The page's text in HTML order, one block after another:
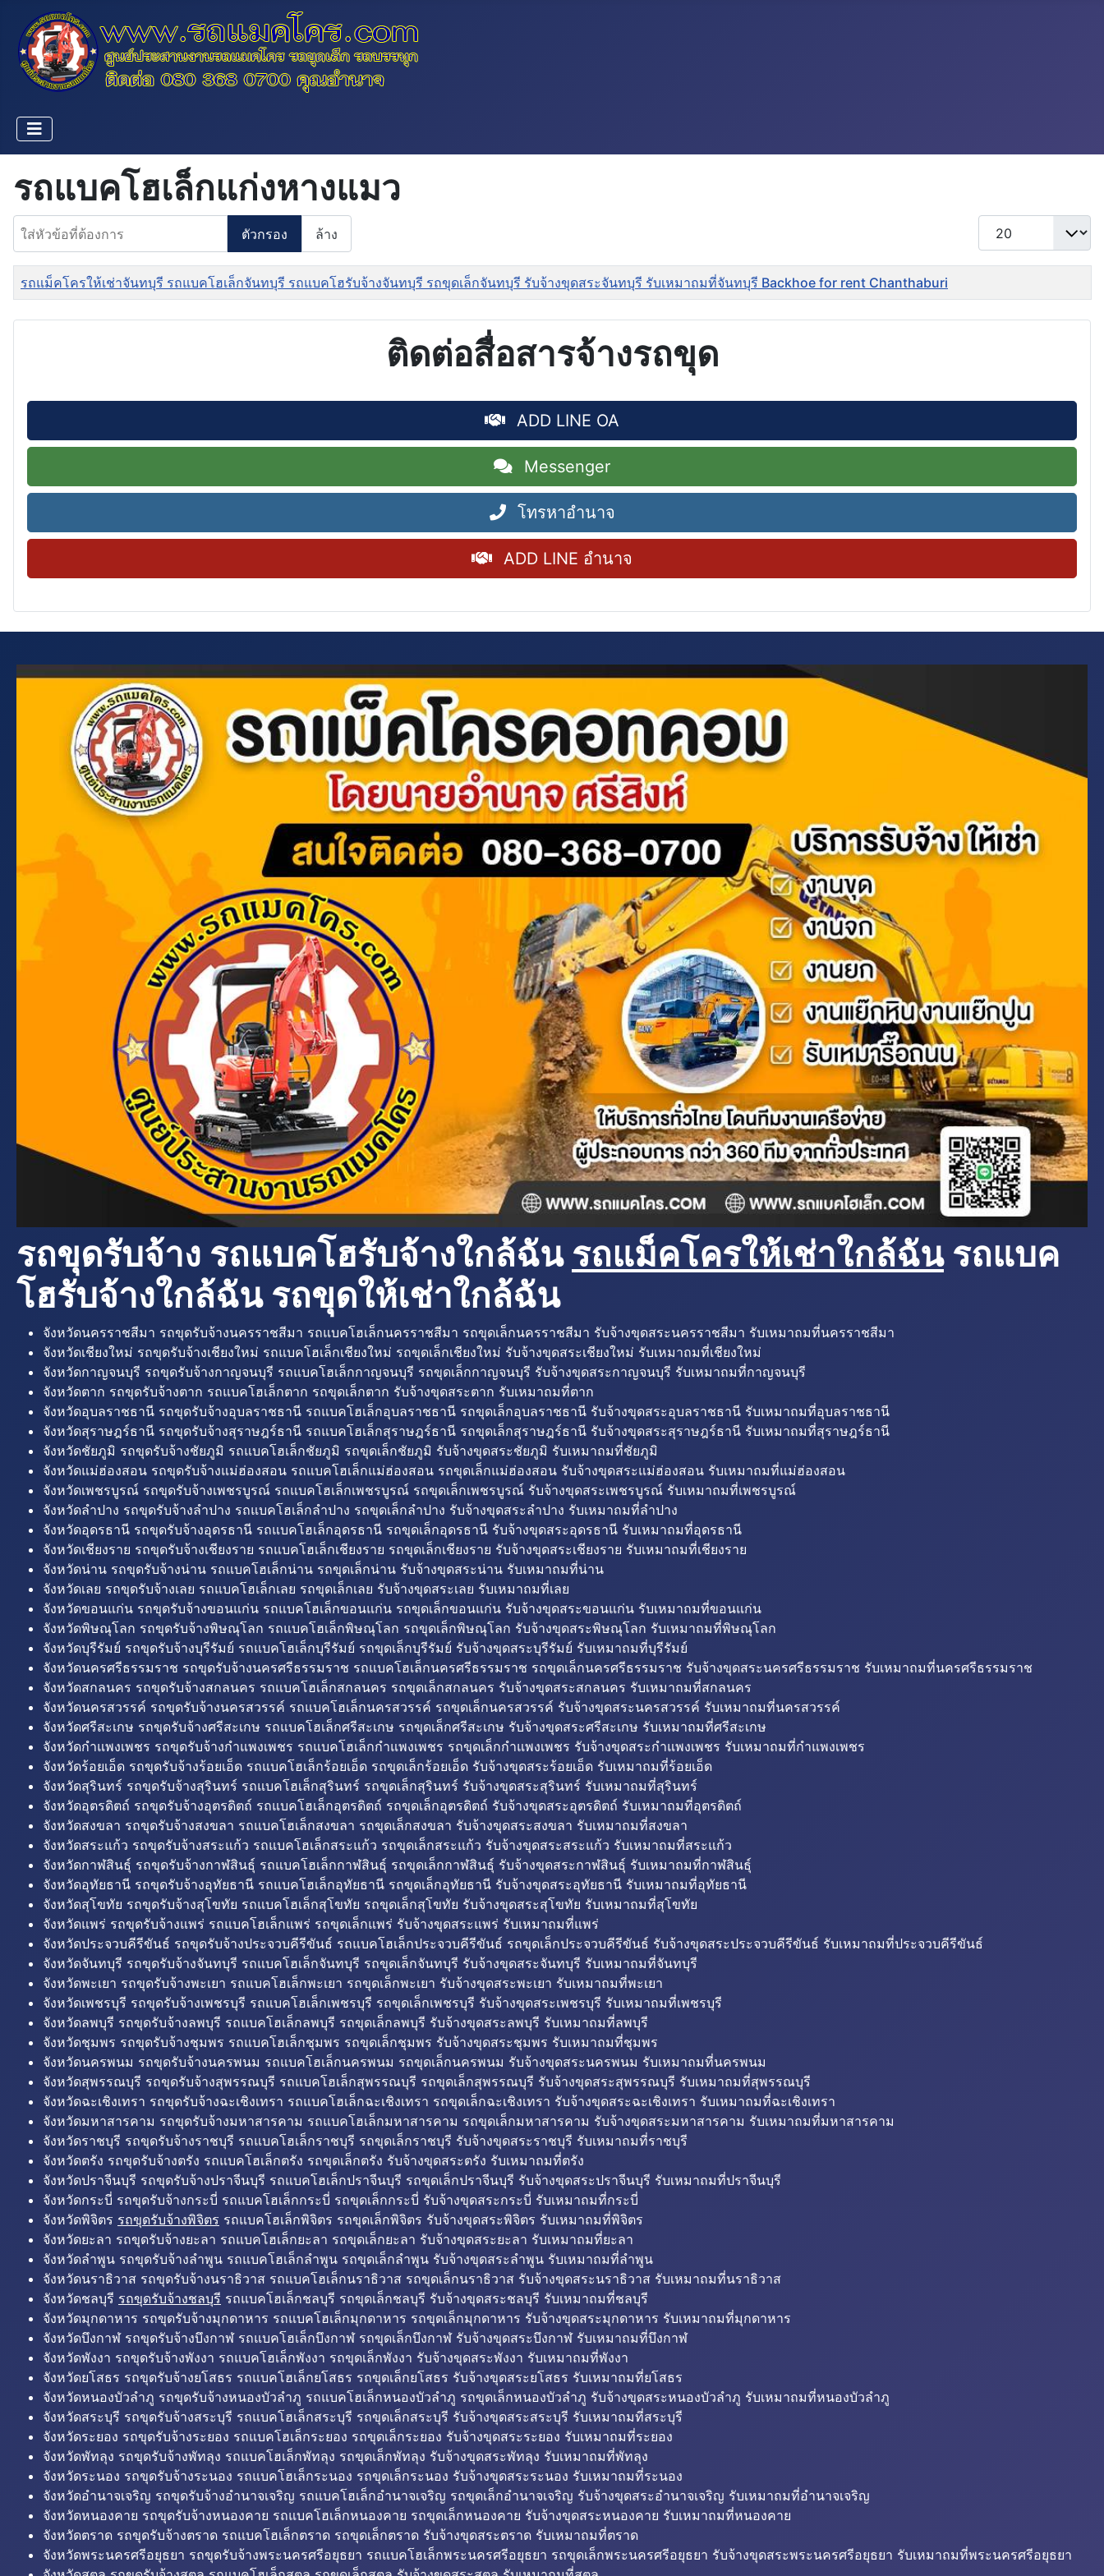
รถแบคโฮเล็กแก่งหางแมว
ใส่หัวข้อที่ต้องการ
ตัวกรอง ล้าง
แสดง #
ชื่อ
รถแม็คโครให้เช่าจันทบุรี รถแบคโฮเล็กจันทบุรี รถแบคโฮรับจ้างจันทบุรี รถขุดเล็กจันทบุรี รับจ้างขุดสระจันทบุรี รับเหมาถมที่จันทบุรี Backhoe for rent Chanthaburi
ติดต่อสื่อสารจ้างรถขุด
ADD LINE OA
Messenger
โทรหาอำนาจ
ADD LINE อำนาจ
รถขุดรับจ้าง รถแบคโฮรับจ้างใกล้ฉัน รถแม็คโครให้เช่าใกล้ฉันรถแบค
โฮรับจ้างใกล้ฉัน รถขุดให้เช่าใกล้ฉัน
จังหวัดนครราชสีมา รถขุดรับจ้างนครราชสีมา รถแบคโฮเล็กนครราชสีมา รถขุดเล็กนครราชสีมา รับจ้างขุดสระนครราชสีมา รับเหมาถมที่นครราชสีมา
จังหวัดเชียงใหม่ รถขุดรับจ้างเชียงใหม่ รถแบคโฮเล็กเชียงใหม่ รถขุดเล็กเชียงใหม่ รับจ้างขุดสระเชียงใหม่ รับเหมาถมที่เชียงใหม่
จังหวัดกาญจนบุรี รถขุดรับจ้างกาญจนบุรี รถแบคโฮเล็กกาญจนบุรี รถขุดเล็กกาญจนบุรี รับจ้างขุดสระกาญจนบุรี รับเหมาถมที่กาญจนบุรี
จังหวัดตาก รถขุดรับจ้างตาก รถแบคโฮเล็กตาก รถขุดเล็กตาก รับจ้างขุดสระตาก รับเหมาถมที่ตาก
จังหวัดอุบลราชธานี รถขุดรับจ้างอุบลราชธานี รถแบคโฮเล็กอุบลราชธานี รถขุดเล็กอุบลราชธานี รับจ้างขุดสระอุบลราชธานี รับเหมาถมที่อุบลราชธานี
จังหวัดสุราษฎร์ธานี รถขุดรับจ้างสุราษฎร์ธานี รถแบคโฮเล็กสุราษฎร์ธานี รถขุดเล็กสุราษฎร์ธานี รับจ้างขุดสระสุราษฎร์ธานี รับเหมาถมที่สุราษฎร์ธานี
จังหวัดชัยภูมิ รถขุดรับจ้างชัยภูมิ รถแบคโฮเล็กชัยภูมิ รถขุดเล็กชัยภูมิ รับจ้างขุดสระชัยภูมิ รับเหมาถมที่ชัยภูมิ
จังหวัดแม่ฮ่องสอน รถขุดรับจ้างแม่ฮ่องสอน รถแบคโฮเล็กแม่ฮ่องสอน รถขุดเล็กแม่ฮ่องสอน รับจ้างขุดสระแม่ฮ่องสอน รับเหมาถมที่แม่ฮ่องสอน
จังหวัดเพชรบูรณ์ รถขุดรับจ้างเพชรบูรณ์ รถแบคโฮเล็กเพชรบูรณ์ รถขุดเล็กเพชรบูรณ์ รับจ้างขุดสระเพชรบูรณ์ รับเหมาถมที่เพชรบูรณ์
จังหวัดลำปาง รถขุดรับจ้างลำปาง รถแบคโฮเล็กลำปาง รถขุดเล็กลำปาง รับจ้างขุดสระลำปาง รับเหมาถมที่ลำปาง
จังหวัดอุดรธานี รถขุดรับจ้างอุดรธานี รถแบคโฮเล็กอุดรธานี รถขุดเล็กอุดรธานี รับจ้างขุดสระอุดรธานี รับเหมาถมที่อุดรธานี
จังหวัดเชียงราย รถขุดรับจ้างเชียงราย รถแบคโฮเล็กเชียงราย รถขุดเล็กเชียงราย รับจ้างขุดสระเชียงราย รับเหมาถมที่เชียงราย
จังหวัดน่าน รถขุดรับจ้างน่าน รถแบคโฮเล็กน่าน รถขุดเล็กน่าน รับจ้างขุดสระน่าน รับเหมาถมที่น่าน
จังหวัดเลย รถขุดรับจ้างเลย รถแบคโฮเล็กเลย รถขุดเล็กเลย รับจ้างขุดสระเลย รับเหมาถมที่เลย
จังหวัดขอนแก่น รถขุดรับจ้างขอนแก่น รถแบคโฮเล็กขอนแก่น รถขุดเล็กขอนแก่น รับจ้างขุดสระขอนแก่น รับเหมาถมที่ขอนแก่น
จังหวัดพิษณุโลก รถขุดรับจ้างพิษณุโลก รถแบคโฮเล็กพิษณุโลก รถขุดเล็กพิษณุโลก รับจ้างขุดสระพิษณุโลก รับเหมาถมที่พิษณุโลก
จังหวัดบุรีรัมย์ รถขุดรับจ้างบุรีรัมย์ รถแบคโฮเล็กบุรีรัมย์ รถขุดเล็กบุรีรัมย์ รับจ้างขุดสระบุรีรัมย์ รับเหมาถมที่บุรีรัมย์
จังหวัดนครศรีธรรมราช รถขุดรับจ้างนครศรีธรรมราช รถแบคโฮเล็กนครศรีธรรมราช รถขุดเล็กนครศรีธรรมราช รับจ้างขุดสระนครศรีธรรมราช รับเหมาถมที่นครศรีธรรมราช
จังหวัดสกลนคร รถขุดรับจ้างสกลนคร รถแบคโฮเล็กสกลนคร รถขุดเล็กสกลนคร รับจ้างขุดสระสกลนคร รับเหมาถมที่สกลนคร
จังหวัดนครสวรรค์ รถขุดรับจ้างนครสวรรค์ รถแบคโฮเล็กนครสวรรค์ รถขุดเล็กนครสวรรค์ รับจ้างขุดสระนครสวรรค์ รับเหมาถมที่นครสวรรค์
จังหวัดศรีสะเกษ รถขุดรับจ้างศรีสะเกษ รถแบคโฮเล็กศรีสะเกษ รถขุดเล็กศรีสะเกษ รับจ้างขุดสระศรีสะเกษ รับเหมาถมที่ศรีสะเกษ
จังหวัดกำแพงเพชร รถขุดรับจ้างกำแพงเพชร รถแบคโฮเล็กกำแพงเพชร รถขุดเล็กกำแพงเพชร รับจ้างขุดสระกำแพงเพชร รับเหมาถมที่กำแพงเพชร
จังหวัดร้อยเอ็ด รถขุดรับจ้างร้อยเอ็ด รถแบคโฮเล็กร้อยเอ็ด รถขุดเล็กร้อยเอ็ด รับจ้างขุดสระร้อยเอ็ด รับเหมาถมที่ร้อยเอ็ด
จังหวัดสุรินทร์ รถขุดรับจ้างสุรินทร์ รถแบคโฮเล็กสุรินทร์ รถขุดเล็กสุรินทร์ รับจ้างขุดสระสุรินทร์ รับเหมาถมที่สุรินทร์
จังหวัดอุตรดิตถ์ รถขุดรับจ้างอุตรดิตถ์ รถแบคโฮเล็กอุตรดิตถ์ รถขุดเล็กอุตรดิตถ์ รับจ้างขุดสระอุตรดิตถ์ รับเหมาถมที่อุตรดิตถ์
จังหวัดสงขลา รถขุดรับจ้างสงขลา รถแบคโฮเล็กสงขลา รถขุดเล็กสงขลา รับจ้างขุดสระสงขลา รับเหมาถมที่สงขลา
จังหวัดสระแก้ว รถขุดรับจ้างสระแก้ว รถแบคโฮเล็กสระแก้ว รถขุดเล็กสระแก้ว รับจ้างขุดสระสระแก้ว รับเหมาถมที่สระแก้ว
จังหวัดกาฬสินธุ์ รถขุดรับจ้างกาฬสินธุ์ รถแบคโฮเล็กกาฬสินธุ์ รถขุดเล็กกาฬสินธุ์ รับจ้างขุดสระกาฬสินธุ์ รับเหมาถมที่กาฬสินธุ์
จังหวัดอุทัยธานี รถขุดรับจ้างอุทัยธานี รถแบคโฮเล็กอุทัยธานี รถขุดเล็กอุทัยธานี รับจ้างขุดสระอุทัยธานี รับเหมาถมที่อุทัยธานี
จังหวัดสุโขทัย รถขุดรับจ้างสุโขทัย รถแบคโฮเล็กสุโขทัย รถขุดเล็กสุโขทัย รับจ้างขุดสระสุโขทัย รับเหมาถมที่สุโขทัย
จังหวัดแพร่ รถขุดรับจ้างแพร่ รถแบคโฮเล็กแพร่ รถขุดเล็กแพร่ รับจ้างขุดสระแพร่ รับเหมาถมที่แพร่
จังหวัดประจวบคีรีขันธ์ รถขุดรับจ้างประจวบคีรีขันธ์ รถแบคโฮเล็กประจวบคีรีขันธ์ รถขุดเล็กประจวบคีรีขันธ์ รับจ้างขุดสระประจวบคีรีขันธ์ รับเหมาถมที่ประจวบคีรีขันธ์
จังหวัดจันทบุรี รถขุดรับจ้างจันทบุรี รถแบคโฮเล็กจันทบุรี รถขุดเล็กจันทบุรี รับจ้างขุดสระจันทบุรี รับเหมาถมที่จันทบุรี
จังหวัดพะเยา รถขุดรับจ้างพะเยา รถแบคโฮเล็กพะเยา รถขุดเล็กพะเยา รับจ้างขุดสระพะเยา รับเหมาถมที่พะเยา
จังหวัดเพชรบุรี รถขุดรับจ้างเพชรบุรี รถแบคโฮเล็กเพชรบุรี รถขุดเล็กเพชรบุรี รับจ้างขุดสระเพชรบุรี รับเหมาถมที่เพชรบุรี
จังหวัดลพบุรี รถขุดรับจ้างลพบุรี รถแบคโฮเล็กลพบุรี รถขุดเล็กลพบุรี รับจ้างขุดสระลพบุรี รับเหมาถมที่ลพบุรี
จังหวัดชุมพร รถขุดรับจ้างชุมพร รถแบคโฮเล็กชุมพร รถขุดเล็กชุมพร รับจ้างขุดสระชุมพร รับเหมาถมที่ชุมพร
จังหวัดนครพนม รถขุดรับจ้างนครพนม รถแบคโฮเล็กนครพนม รถขุดเล็กนครพนม รับจ้างขุดสระนครพนม รับเหมาถมที่นครพนม
จังหวัดสุพรรณบุรี รถขุดรับจ้างสุพรรณบุรี รถแบคโฮเล็กสุพรรณบุรี รถขุดเล็กสุพรรณบุรี รับจ้างขุดสระสุพรรณบุรี รับเหมาถมที่สุพรรณบุรี
จังหวัดฉะเชิงเทรา รถขุดรับจ้างฉะเชิงเทรา รถแบคโฮเล็กฉะเชิงเทรา รถขุดเล็กฉะเชิงเทรา รับจ้างขุดสระฉะเชิงเทรา รับเหมาถมที่ฉะเชิงเทรา
จังหวัดมหาสารคาม รถขุดรับจ้างมหาสารคาม รถแบคโฮเล็กมหาสารคาม รถขุดเล็กมหาสารคาม รับจ้างขุดสระมหาสารคาม รับเหมาถมที่มหาสารคาม
จังหวัดราชบุรี รถขุดรับจ้างราชบุรี รถแบคโฮเล็กราชบุรี รถขุดเล็กราชบุรี รับจ้างขุดสระราชบุรี รับเหมาถมที่ราชบุรี
จังหวัดตรัง รถขุดรับจ้างตรัง รถแบคโฮเล็กตรัง รถขุดเล็กตรัง รับจ้างขุดสระตรัง รับเหมาถมที่ตรัง
จังหวัดปราจีนบุรี รถขุดรับจ้างปราจีนบุรี รถแบคโฮเล็กปราจีนบุรี รถขุดเล็กปราจีนบุรี รับจ้างขุดสระปราจีนบุรี รับเหมาถมที่ปราจีนบุรี
จังหวัดกระบี่ รถขุดรับจ้างกระบี่ รถแบคโฮเล็กกระบี่ รถขุดเล็กกระบี่ รับจ้างขุดสระกระบี่ รับเหมาถมที่กระบี่
จังหวัดพิจิตร รถขุดรับจ้างพิจิตร รถแบคโฮเล็กพิจิตร รถขุดเล็กพิจิตร รับจ้างขุดสระพิจิตร รับเหมาถมที่พิจิตร
จังหวัดยะลา รถขุดรับจ้างยะลา รถแบคโฮเล็กยะลา รถขุดเล็กยะลา รับจ้างขุดสระยะลา รับเหมาถมที่ยะลา
จังหวัดลำพูน รถขุดรับจ้างลำพูน รถแบคโฮเล็กลำพูน รถขุดเล็กลำพูน รับจ้างขุดสระลำพูน รับเหมาถมที่ลำพูน
จังหวัดนราธิวาส รถขุดรับจ้างนราธิวาส รถแบคโฮเล็กนราธิวาส รถขุดเล็กนราธิวาส รับจ้างขุดสระนราธิวาส รับเหมาถมที่นราธิวาส
จังหวัดชลบุรี รถขุดรับจ้างชลบุรี รถแบคโฮเล็กชลบุรี รถขุดเล็กชลบุรี รับจ้างขุดสระชลบุรี รับเหมาถมที่ชลบุรี
จังหวัดมุกดาหาร รถขุดรับจ้างมุกดาหาร รถแบคโฮเล็กมุกดาหาร รถขุดเล็กมุกดาหาร รับจ้างขุดสระมุกดาหาร รับเหมาถมที่มุกดาหาร
จังหวัดบึงกาฬ รถขุดรับจ้างบึงกาฬ รถแบคโฮเล็กบึงกาฬ รถขุดเล็กบึงกาฬ รับจ้างขุดสระบึงกาฬ รับเหมาถมที่บึงกาฬ
จังหวัดพังงา รถขุดรับจ้างพังงา รถแบคโฮเล็กพังงา รถขุดเล็กพังงา รับจ้างขุดสระพังงา รับเหมาถมที่พังงา
จังหวัดยโสธร รถขุดรับจ้างยโสธร รถแบคโฮเล็กยโสธร รถขุดเล็กยโสธร รับจ้างขุดสระยโสธร รับเหมาถมที่ยโสธร
จังหวัดหนองบัวลำภู รถขุดรับจ้างหนองบัวลำภู รถแบคโฮเล็กหนองบัวลำภู รถขุดเล็กหนองบัวลำภู รับจ้างขุดสระหนองบัวลำภู รับเหมาถมที่หนองบัวลำภู
จังหวัดสระบุรี รถขุดรับจ้างสระบุรี รถแบคโฮเล็กสระบุรี รถขุดเล็กสระบุรี รับจ้างขุดสระสระบุรี รับเหมาถมที่สระบุรี
จังหวัดระยอง รถขุดรับจ้างระยอง รถแบคโฮเล็กระยอง รถขุดเล็กระยอง รับจ้างขุดสระระยอง รับเหมาถมที่ระยอง
จังหวัดพัทลุง รถขุดรับจ้างพัทลุง รถแบคโฮเล็กพัทลุง รถขุดเล็กพัทลุง รับจ้างขุดสระพัทลุง รับเหมาถมที่พัทลุง
จังหวัดระนอง รถขุดรับจ้างระนอง รถแบคโฮเล็กระนอง รถขุดเล็กระนอง รับจ้างขุดสระระนอง รับเหมาถมที่ระนอง
จังหวัดอำนาจเจริญ รถขุดรับจ้างอำนาจเจริญ รถแบคโฮเล็กอำนาจเจริญ รถขุดเล็กอำนาจเจริญ รับจ้างขุดสระอำนาจเจริญ รับเหมาถมที่อำนาจเจริญ
จังหวัดหนองคาย รถขุดรับจ้างหนองคาย รถแบคโฮเล็กหนองคาย รถขุดเล็กหนองคาย รับจ้างขุดสระหนองคาย รับเหมาถมที่หนองคาย
จังหวัดตราด รถขุดรับจ้างตราด รถแบคโฮเล็กตราด รถขุดเล็กตราด รับจ้างขุดสระตราด รับเหมาถมที่ตราด
จังหวัดพระนครศรีอยุธยา รถขุดรับจ้างพระนครศรีอยุธยา รถแบคโฮเล็กพระนครศรีอยุธยา รถขุดเล็กพระนครศรีอยุธยา รับจ้างขุดสระพระนครศรีอยุธยา รับเหมาถมที่พระนครศรีอยุธยา